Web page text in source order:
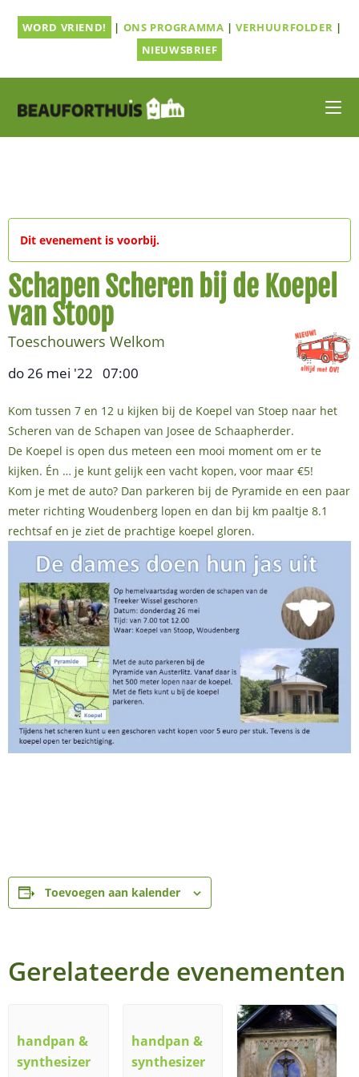
naarWORD VRIEND! | ONS PROGRAMMA |VERHUURFOLDER |
NIEUWSBRIEF
Dit evenement is voorbij.
Schapen Scheren bij de Koepel
van Stoop
Toeschouwers Welkom
do 26 mei '22 07:00
Kom tussen 7 en 12 u kijken bij de Koepel van Stoep naar het
Scheren van de Schapen van Josee de Schaapherder.
De Koepel is open dus meteen een mooi moment om er te
kijken. Én … je kunt gelijk een vacht kopen, voor maar €5!
Kom je met de auto? Dan parkeren bij de Pyramide en een paar
meter richting Woudenberg lopen en dan bij km paaltje 8.1
rechtsaf en je ziet de prachtige koepel gloren.
Toevoegen aan kalender
Gerelateerde evenementen
handpan &
synthesizer
handpan &
synthesizer